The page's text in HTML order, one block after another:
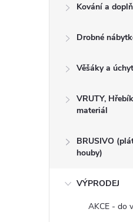
Kování a
Drobné
Věšáky a
VRUTY,
materiál
BRUSIVO
houby)
VÝPRODEJ
AKCE - do